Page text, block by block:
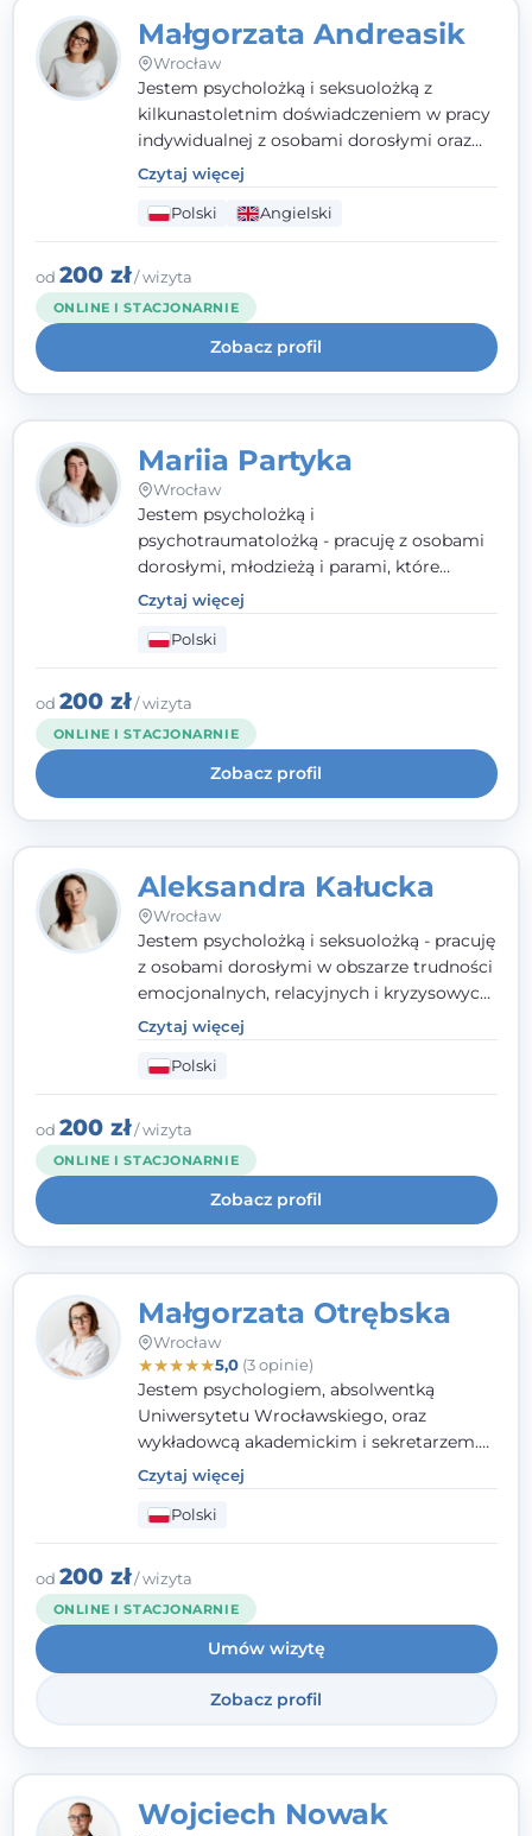
Małgorzata Andreasik
Wrocław
Jestem psycholożką i seksuolożką z
kilkunastoletnim doświadczeniem w pracy
indywidualnej z osobami dorosłymi oraz
parami. Specjalizuję się w obszarze zdrowia
seksualnego, żałoby, kryzysów życiowych i
wypalenia zawodowego. Pracuję w języku
polskim i angielskim, w podejściu
humanistycznym, opartym na
partnerstwie i podmiotowości klienta.
Czytaj więcej
Polski Angielski
od 200 zł/ wizyta
ONLINE I STACJONARNIE
Zobacz profil
Mariia Partyka
Wrocław
Jestem psycholożką i
psychotraumatolożką - pracuję z osobami
dorosłymi, młodzieżą i parami, które
doświadczają kryzysów psychicznych,
traumy, stanów lękowych i trudności
relacyjnych. W pracy kieruję się
uważnością, empatią i głębokim
szacunkiem dla indywidualnej historii
każdego człowieka. Jestem w trakcie
czteroletniej szkoły psychoterapii
poznawczo-behawioralnej
rekomendowanej przez PTTPB.
Czytaj więcej
Polski
od 200 zł/ wizyta
ONLINE I STACJONARNIE
Zobacz profil
Aleksandra Kałucka
Wrocław
Jestem psycholożką i seksuolożką - pracuję
z osobami dorosłymi w obszarze trudności
emocjonalnych, relacyjnych i kryzysowych,
w tym z osobami po doświadczeniach
przemocy. Ukończyłam psychologię
kliniczną oraz studia podyplomowe z
interwencji kryzysowej i seksuologii
klinicznej na SWPS we Wrocławiu. W pracy
kieruję się empatią, etyką zawodową i
uważnością na potrzeby klienta.
Czytaj więcej
Polski
od 200 zł/ wizyta
ONLINE I STACJONARNIE
Zobacz profil
Małgorzata Otrębska
Wrocław
★★★★★5,0(3 opinie)
Jestem psychologiem, absolwentką
Uniwersytetu Wrocławskiego, oraz
wykładowcą akademickim i sekretarzem.
Dodatkowo mam kwalifikacje mediatora,
specjalizując się w sprawach rodzinnych,
cywilnych oraz karnych.
Czytaj więcej
Polski
od 200 zł/ wizyta
ONLINE I STACJONARNIE
Umów wizytę
Zobacz profil
Wojciech Nowak